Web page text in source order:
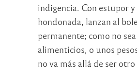
indigencia. Con estupor
hondonada, lanzan al
permanente; como no
alimenticios, o unos
no va más allá de ser